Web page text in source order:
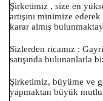
Şirketimiz , size en
artışını minimize
karar almış
Sizlerden ricamız :
satışında bulunanlarla
Şirketimiz, büyüme ve
yapmaktan büyük